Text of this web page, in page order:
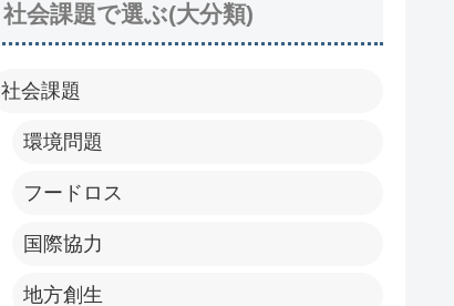
社会課題で選ぶ(大分類)
社会課題
環境問題
フードロス
国際協力
地方創生